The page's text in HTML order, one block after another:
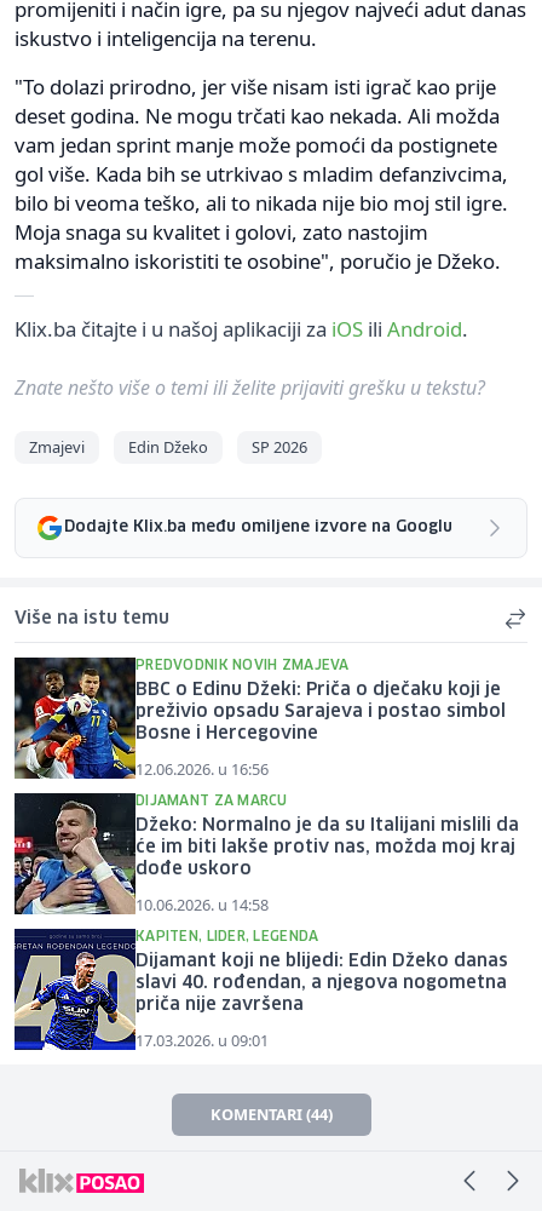
promijeniti i način igre, pa su njegov najveći adut danas
iskustvo i inteligencija na terenu.
"To dolazi prirodno, jer više nisam isti igrač kao prije
deset godina. Ne mogu trčati kao nekada. Ali možda
vam jedan sprint manje može pomoći da postignete
gol više. Kada bih se utrkivao s mladim defanzivcima,
bilo bi veoma teško, ali to nikada nije bio moj stil igre.
Moja snaga su kvalitet i golovi, zato nastojim
maksimalno iskoristiti te osobine", poručio je Džeko.
Klix.ba čitajte i u našoj aplikaciji za iOS ili Android.
Znate nešto više o temi ili želite prijaviti grešku u tekstu?
Zmajevi Edin Džeko SP 2026
Dodajte Klix.ba među omiljene izvore na Googlu
Više na istu temu
PREDVODNIK NOVIH ZMAJEVA
BBC o Edinu Džeki: Priča o dječaku koji je
preživio opsadu Sarajeva i postao simbol
Bosne i Hercegovine
12.06.2026. u 16:56
DIJAMANT ZA MARCU
Džeko: Normalno je da su Italijani mislili da
će im biti lakše protiv nas, možda moj kraj
dođe uskoro
10.06.2026. u 14:58
KAPITEN, LIDER, LEGENDA
Dijamant koji ne blijedi: Edin Džeko danas
slavi 40. rođendan, a njegova nogometna
priča nije završena
17.03.2026. u 09:01
KOMENTARI (44)